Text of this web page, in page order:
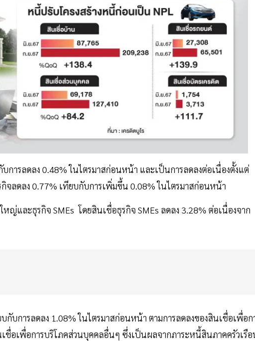
ารลดลง 0.48% ในไตรมาสก่อนหน้า และเป็นการลดลงต่อเนื่องตั้งแต่
จลดลง 0.77% เทียบกับการเพิ่มขึ้น 0.08% ในไตรมาสก่อนหน้า
ญ่และธุรกิจ SMEs โดยสินเชื่อธุรกิจ SMEs ลดลง 3.28% ต่อเนื่องจาก
กับการลดลง 1.08% ในไตรมาสก่อนหน้า ตามการลดลงของสินเชื่อเพื่อก
อเพื่อการบริโภคส่วนบุคคลอื่นๆ ซึ่งเป็นผลจากภาระหนี้สินภาคครัวเรื